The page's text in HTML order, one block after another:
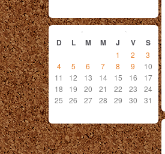
octubre 2015
D L M M J V S
1 2
3
4
5 6 7 8 9
10
11
12 13 14 15 16
17
18
19 20 21 22 23
24
25
26 27 28 29 30 31